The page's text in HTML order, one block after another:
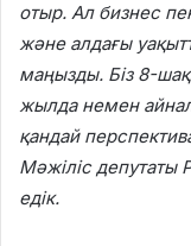
отыр. Ал бизнес
және алдағы
маңызды. Біз 8-
жылда немен
қандай
Мәжіліс депутаты
едік.